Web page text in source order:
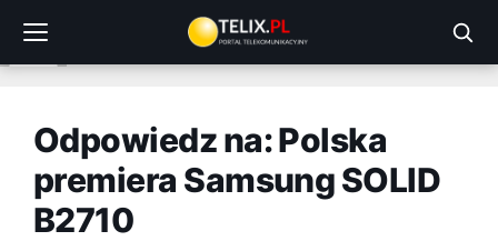
treści
Odpowiedz na: Polska
premiera Samsung SOLID
B2710